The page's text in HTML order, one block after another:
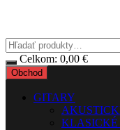
Celkom: 0,00 €
Obchod
GITARY
KLASICKÉ